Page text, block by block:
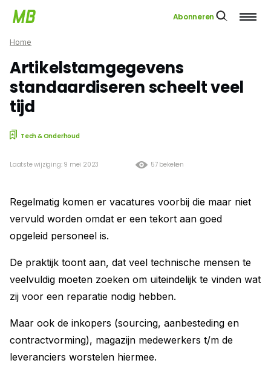
Abonneren
Home
Artikelstamgegevens
standaardiseren scheelt veel
tijd
Tech & Onderhoud
57 bekeken
Laatste wijziging: 9 mei 2023
Regelmatig komen er vacatures voorbij die maar niet
vervuld worden omdat er een tekort aan goed
opgeleid personeel is.
De praktijk toont aan, dat veel technische mensen te
veelvuldig moeten zoeken om uiteindelijk te vinden wat
zij voor een reparatie nodig hebben.
Maar ook de inkopers (sourcing, aanbesteding en
contractvorming), magazijn medewerkers t/m de
leveranciers worstelen hiermee.